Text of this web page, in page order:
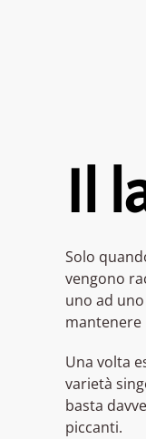
Il
Solo
vengono
uno ad
Una volta
varietà
basta
piccanti.